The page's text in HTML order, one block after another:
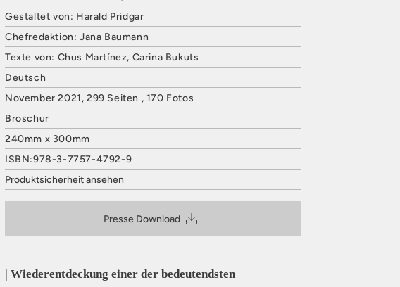
Gestaltet von: Harald Pridgar
Chefredaktion: Jana Baumann
Texte von: Chus Martínez, Carina Bukuts
Deutsch
November 2021, 299 Seiten , 170 Fotos
Broschur
240mm x 300mm
ISBN:978-3-7757-4792-9
Produktsicherheit ansehen
HATJE CANTZ VERLAG
Deutschland
Sicherheitshinweis entsprechend Art. 9 Abs. 7 S. 2 der
entbehrlich
Presse Download
| Wiederentdeckung einer der bedeutendsten